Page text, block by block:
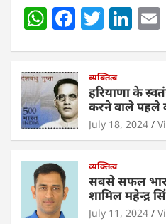
W
at
s
A
p
p
F
c
e
b
o
o
T
er
Li
e
dI
n
l
व्यक्तित्व
हरियाणा के
करने वाले पहले
July 18, 2024
व्यक्तित्व
सबसे सफल
शामिल महेन्द्र
July 11, 2024